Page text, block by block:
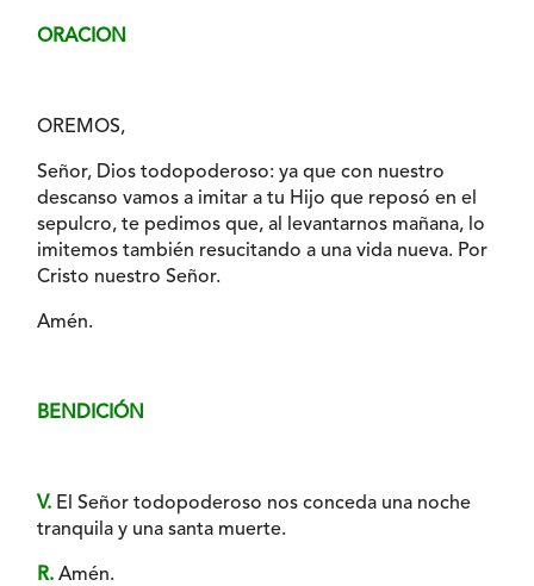
ORACION
OREMOS,
Señor, Dios todopoderoso: ya que con nuestro
descanso vamos a imitar a tu Hijo que reposó en el
sepulcro, te pedimos que, al levantarnos mañana, lo
imitemos también resucitando a una vida nueva. Por
Cristo nuestro Señor.
Amén.
BENDICIÓN
V. El Señor todopoderoso nos conceda una noche
tranquila y una santa muerte.
R. Amén.